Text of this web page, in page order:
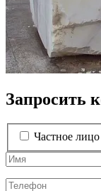
Запросить
Частное лицо